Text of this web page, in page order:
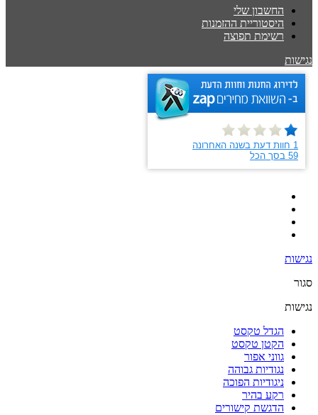
החשבון שלי
היסטוריית ההזמנות
רשימת תפוצה
נגישות
נגישות
סגור
נגישות
הגדל טקסט
הקטן טקסט
גווני אפור
נגודיות גבוהה
ניגודיות הפוכה
רקע בהיר
הדגשת קישורים